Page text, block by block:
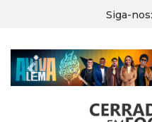
Siga-nos:
Previous